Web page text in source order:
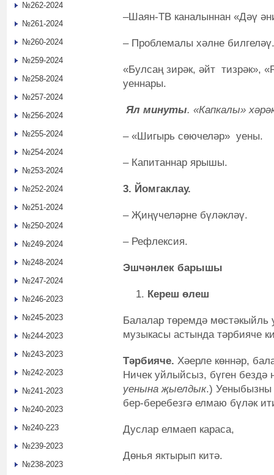
–Шаян-ТВ каналыннан «Дәү
– Проблемалы хәлне билгеләү.
«Булсаң зирәк, әйт тизрәк»,
уеннары.
Ял минуты. «Капкалы» х
– «Шигырь сөючеләр» уены.
– Капитаннар ярышы.
3. Йомгаклау.
– Җиңүчеләрне бүләкләү.
– Рефлексия.
Эшчәнлек барышы
Кереш өлеш
Балалар төремдә
музыкасы астында тәрбияче
Тәрбияче. Хәерле көннәр,
Ничек уйлыйсыз, бүген бездә
уенына җыелдык.) Уеныбызны
бер-беребезгә елмаю бүләк
Дуслар елмаеп караса,
Дөнья яктырып китә.
№262-2024
№261-2024
№260-2024
№259-2024
№258-2024
№257-2024
№256-2024
№255-2024
№254-2024
№253-2024
№252-2024
№251-2024
№250-2024
№249-2024
№248-2024
№247-2024
№246-2023
№245-2023
№244-2023
№243-2023
№242-2023
№241-2023
№240-2023
№240-223
№239-2023
№238-2023